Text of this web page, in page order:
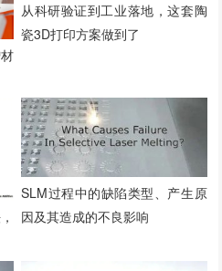
从科研验证到工业落地，这套陶
瓷3D打印方案做到了
SLM过程中的缺陷类型、产生原
因及其造成的不良影响